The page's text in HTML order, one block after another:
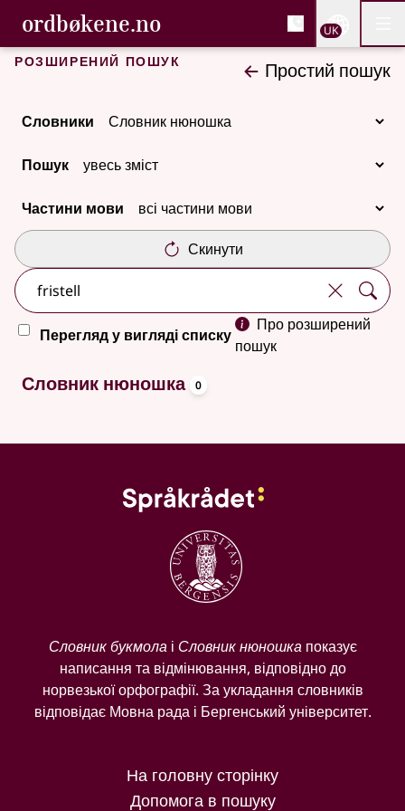
Перейти до основного вмісту
Доступність
ordbøkene.no, Cловник букмола та
Cловник букмола та Словник нюношка
UK
Розширений пошук Простий пошук
Словники
Пошук
Частини мови
Скинути
Перегляд у вигляді списку
Про розширений
пошук
Немає результатів
Словник нюношка 0
Словник букмолаі Словник нюношкапоказує
написання та відмінювання, відповідно до
норвезької орфографії. За укладання словників
відповідає Мовна рада і Бергенський університет.
На головну сторінку
Допомога в пошуку